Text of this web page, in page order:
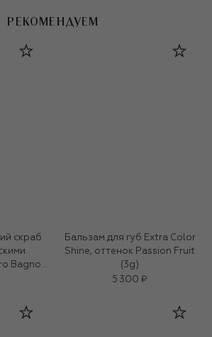
РЕКОМЕНДУЕМ
скраб
Bagno
Бальзам для губ Extra Color
Shine, оттенок Passion Fruit
(3g)
5 300 ₽